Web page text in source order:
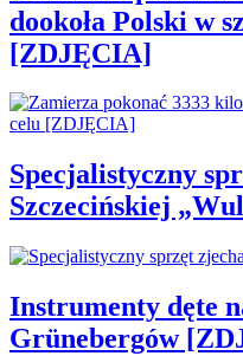
dookoła Polski w
[ZDJĘCIA]
Specjalistyczny
Szczecińskiej
Instrumenty dęte
Grünebergów